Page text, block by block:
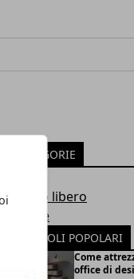
CATEGORIE
Tempo libero
Notizie
ARTICOLI POPOLARI
Come
office di